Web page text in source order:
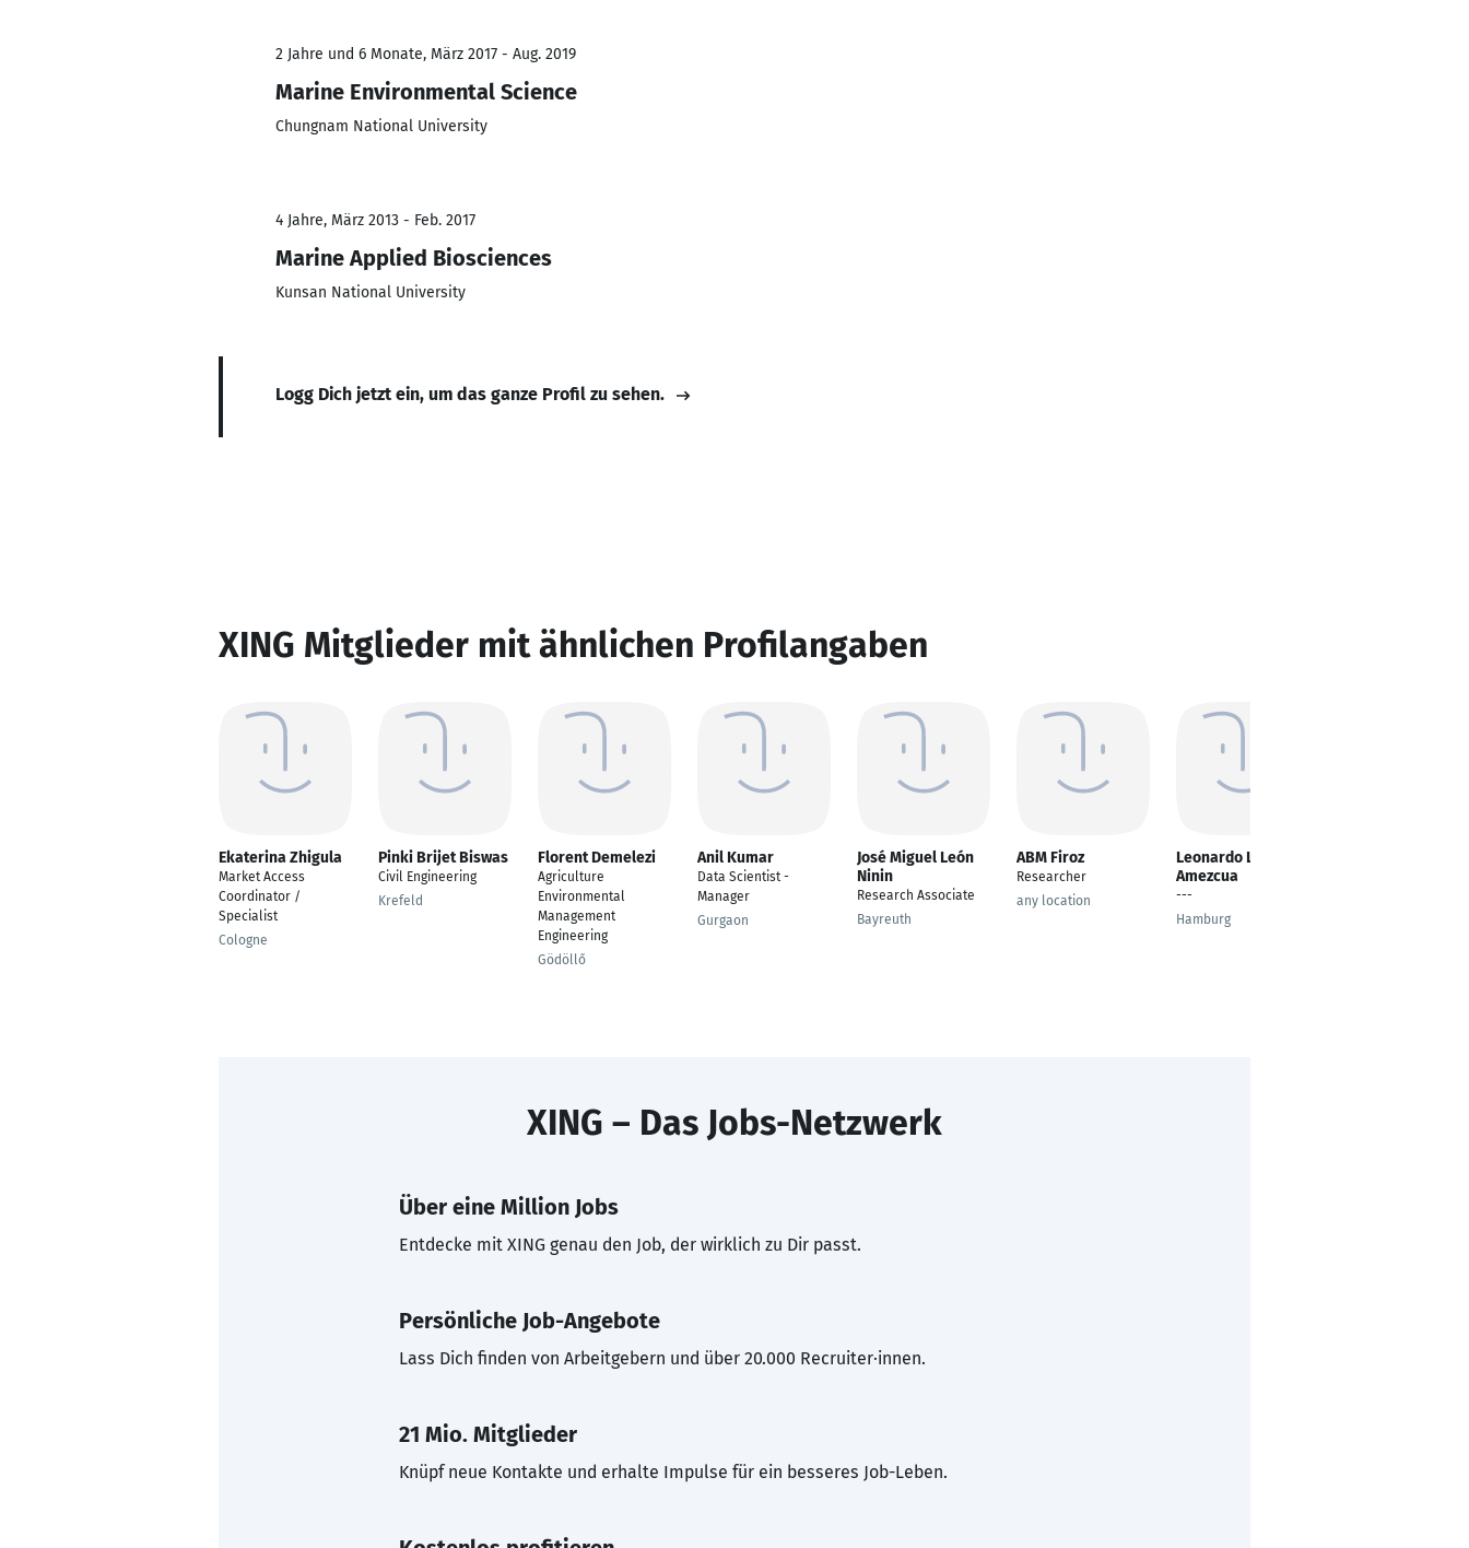
2 Jahre und 6 Monate, März 2017 - Aug. 2019
Marine Environmental Science
Chungnam National University
4 Jahre, März 2013 - Feb. 2017
Marine Applied Biosciences
Kunsan National University
Logg Dich jetzt ein, um das ganze Profil zu sehen.
XING Mitglieder mit ähnlichen Profilangaben
Ekaterina Zhigula
Market Access
Coordinator /
Specialist
Cologne
Pinki Brijet Biswas
Civil Engineering
Krefeld
Florent Demelezi
Agriculture
Environmental
Management
Engineering
Gödöllő
Anil Kumar
Data Scientist -
Manager
Gurgaon
José Miguel León
Ninin
Research Associate
Bayreuth
ABM Firoz
Researcher
any location
Leonardo Leyva
Amezcua
---
Hamburg
XING – Das Jobs-Netzwerk
Über eine Million Jobs
Entdecke mit XING genau den Job, der wirklich zu Dir passt.
Persönliche Job-Angebote
Lass Dich finden von Arbeitgebern und über 20.000 Recruiter·innen.
21 Mio. Mitglieder
Knüpf neue Kontakte und erhalte Impulse für ein besseres Job-Leben.